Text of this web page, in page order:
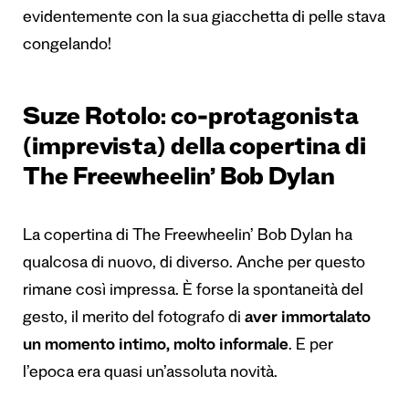
evidentemente con la sua giacchetta di pelle stava
congelando!
Suze Rotolo: co-protagonista
(imprevista) della copertina di
The Freewheelin’ Bob Dylan
La copertina di The Freewheelin’ Bob Dylan ha
qualcosa di nuovo, di diverso. Anche per questo
rimane così impressa. È forse la spontaneità del
gesto, il merito del fotografo di aver immortalato
un momento intimo, molto informale. E per
l’epoca era quasi un’assoluta novità.